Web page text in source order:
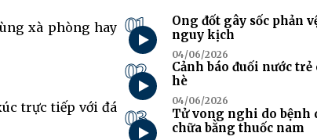
xà phòng hay
trực tiếp với đá
01
Ong đốt gây sốc phản
nguy kịch
04/06/2026
02
Cảnh báo đuối nước
hè
04/06/2026
03
Tử vong nghi do bệnh
chữa bằng thuốc nam